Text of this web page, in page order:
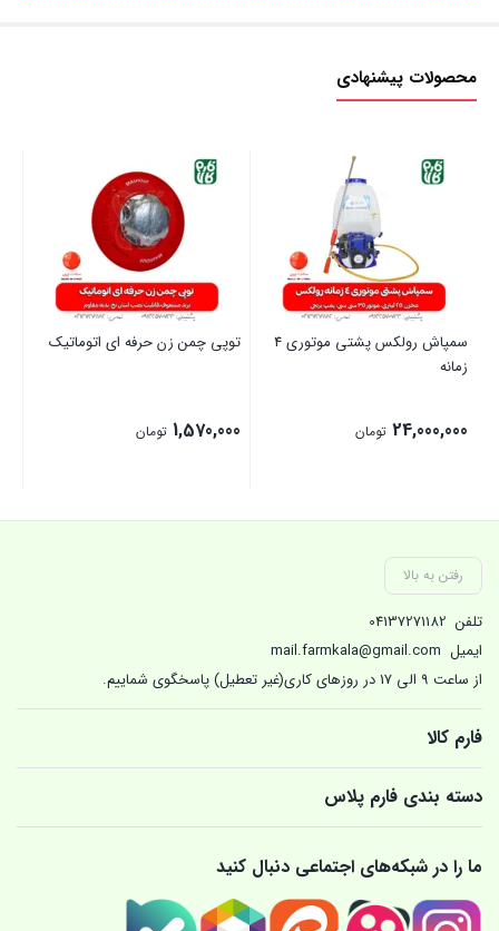
محصولات پیشنهادی
سمپاش رولکس پشتی موتوری 4
زمانه
24,000,000 تومان
توپی چمن زن حرفه ای اتوماتیک
1,570,000 تومان
رفتن به بالا
تلفن 04137271182
ایمیل mail.farmkala@gmail.com
از ساعت 9 الی 17 در روزهای کاری(غیر تعطیل) پاسخگوی شماییم.
فارم کالا
دسته بندی فارم پلاس
ما را در شبکه‌های اجتماعی دنبال کنید